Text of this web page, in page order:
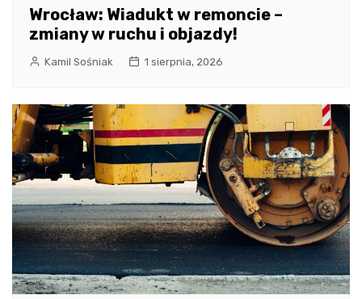
Wrocław: Wiadukt w remoncie –
zmiany w ruchu i objazdy!
Kamil Sośniak 1 sierpnia, 2026